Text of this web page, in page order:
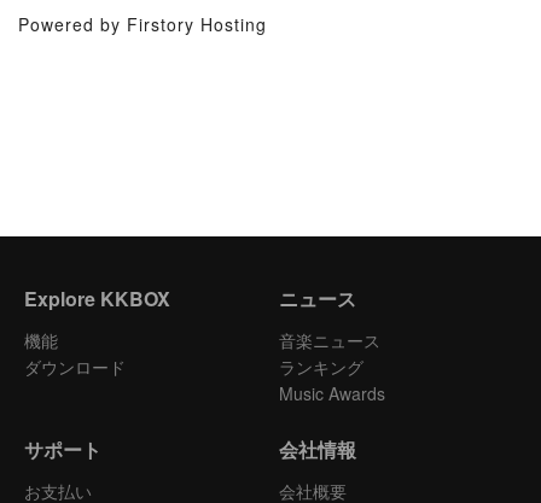
Powered by Firstory Hosting
Explore KKBOX
機能
ダウンロード
ニュース
音楽ニュース
ランキング
Music Awards
サポート
お支払い
会社情報
会社概要